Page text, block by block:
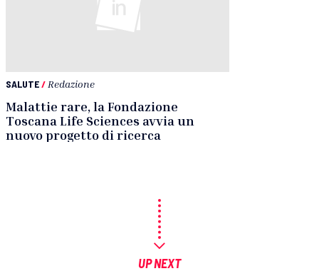
SALUTE/ Redazione
Malattie rare, la Fondazione
Toscana Life Sciences avvia un
nuovo progetto di ricerca
UP NEXT